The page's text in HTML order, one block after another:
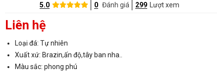
5.0 0 Đánh giá 299 Lượt xem
Liên hệ
Loại đá: Tự nhiên
Xuất xứ: Brazin,ấn độ,tây ban nha..
Màu sắc: phong phú